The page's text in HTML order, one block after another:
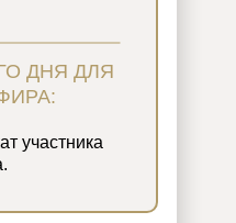
ДНЯ ДЛЯ
участника